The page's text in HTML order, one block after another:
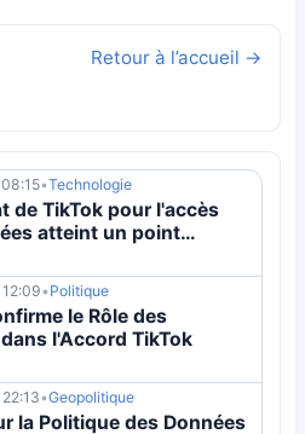
Retour à l’accueil →
•Technologie
de TikTok pour l'accès
atteint un point
• Politique
le Rôle des
l'Accord TikTok
•Geopolitique
la Politique des Données